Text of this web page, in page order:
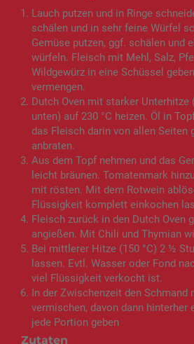
Zutaten
Lauch putzen und in Ringe
schälen und in sehr feine Würfel
Gemüse putzen, ggf. schälen und
würfeln. Fleisch mit Mehl, Salz,
Wildgewürz in eine Schüssel
vermengen.
Dutch Oven mit starker Unterhitze
unten) auf 230 °C heizen. Öl in
das Fleisch darin von allen Seiten
anbraten.
Aus dem Topf nehmen und das
leicht bräunen. Tomatenmark
mit rösten. Mit dem Rotwein
Flüssigkeit komplett einkochen
Fleisch zurück in den Dutch Oven
angießen. Mit Chili und Thymian
Bei mittlerer Hitze (150 °C) 2 ½
lassen. Evtl. Wasser oder Fond
viel Flüssigkeit verkocht ist.
In der Zwischenzeit den Schmand
vermischen, davon dann hinterher
jede Portion geben